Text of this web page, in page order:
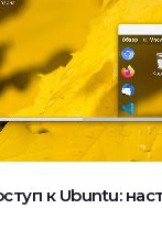
к Ubuntu: